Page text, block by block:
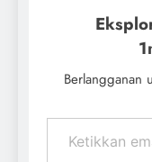
Pesantren LPD Al
Bahjah di Cirebon,
menjaga ucapan
berumah tangga.
Melalui ceramah
diunggah di
Berlangganan